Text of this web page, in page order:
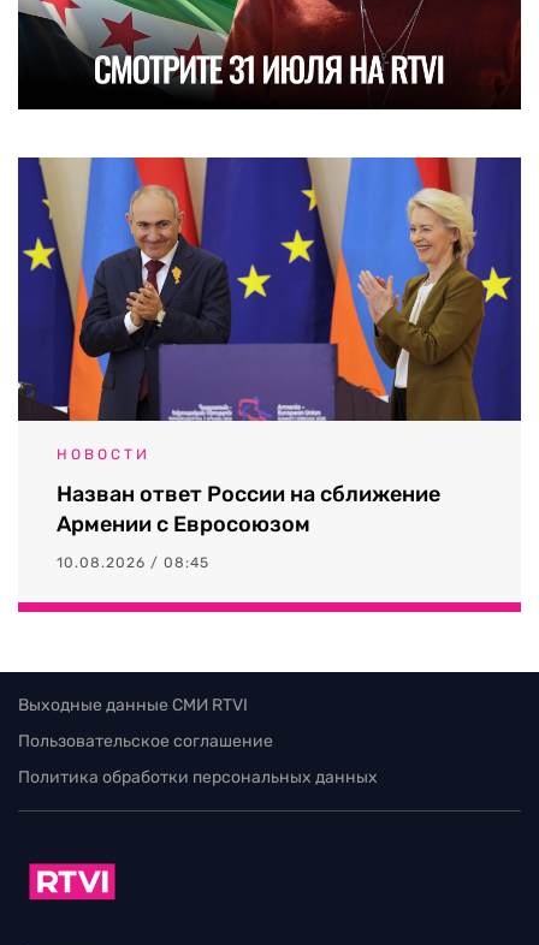
НОВОСТИ
Назван ответ России на сближение
Армении с Евросоюзом
10.08.2026 / 08:45
Выходные данные СМИ RTVI
Пользовательское соглашение
Политика обработки персональных данных